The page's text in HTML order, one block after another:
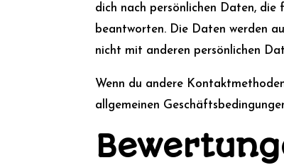
dich nach persönlichen Daten,
beantworten. Die Daten werden
nicht mit anderen persönlichen
Wenn du andere
allgemeinen